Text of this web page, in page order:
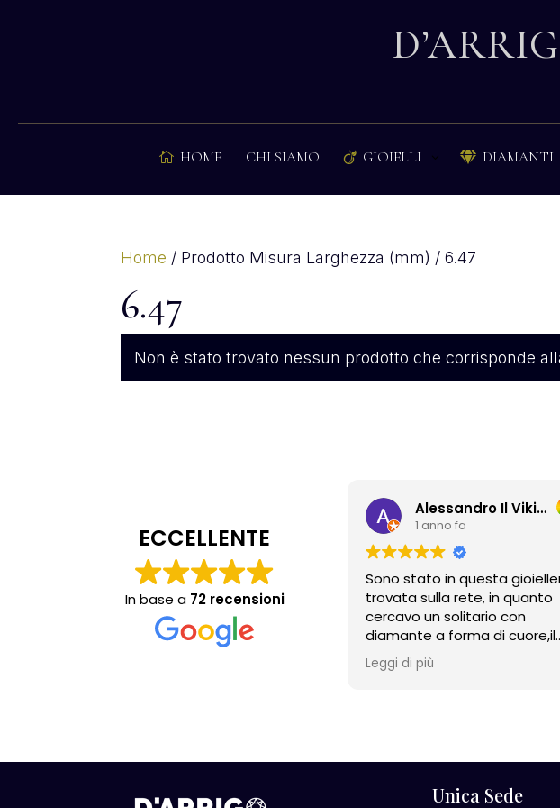
 HOME CHI SIAMO  GIOIELLI  DIAMANTI
Home / Prodotto Misura Larghezza (mm) / 6.47
6.47
Non è stato trovato nessun prodotto che corrisponde
ECCELLENTE
In base a 72 recensioni
Alessandro Il Vikingo
1 anno fa
Sono stato in questa
trovata sulla rete, in quanto
cercavo un solitario con
diamante a forma di cuore,il
proprietario è stato davvero
molto cortese e disponibile
tornerò. Grazie!
Leggi di più
Unica Sede